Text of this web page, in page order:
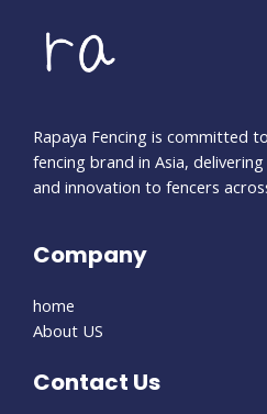
Rapaya Fencing is committed
fencing brand in Asia,
and innovation to fencers
Company
home
About US
Contact Us